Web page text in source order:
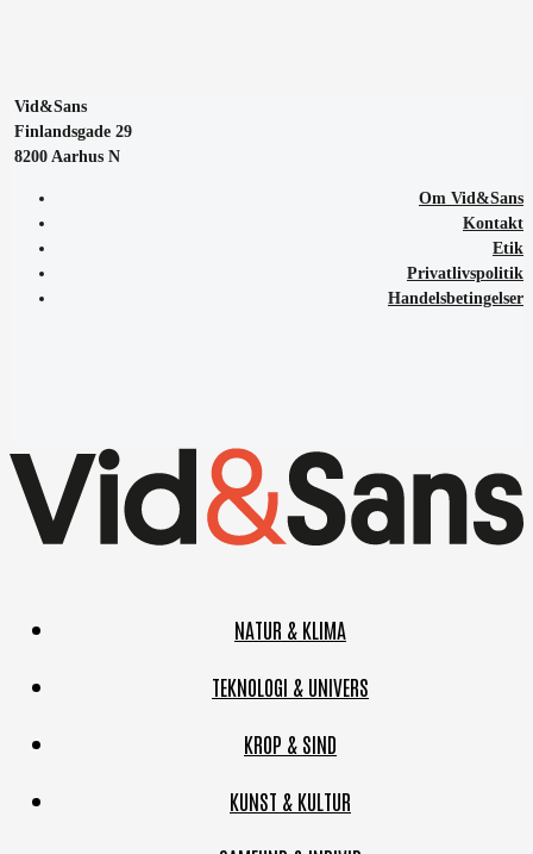
Vid&Sans
Finlandsgade 29
8200 Aarhus N
Om Vid&Sans
Kontakt
Etik
Privatlivspolitik
Handelsbetingelser
NATUR & KLIMA
TEKNOLOGI & UNIVERS
KROP & SIND
KUNST & KULTUR